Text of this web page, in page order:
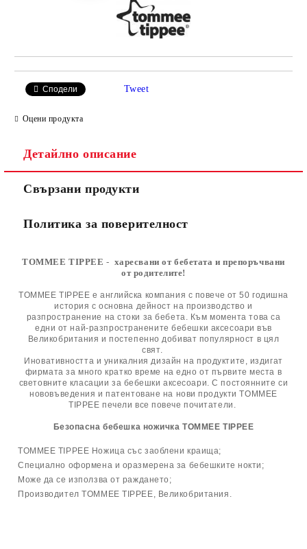
Сподели Tweet
Оцени продукта
Детайлно описание
Свързани продукти
Политика за поверителност
TOMMEE TIPPEE - харесвани от бебетата и препоръчвани
от родителите!
TOMMEE TIPPEE е английска компания с повече от 50 годишна
история с основна дейност на производство и
разпространение на стоки за бебета. Към момента това са
едни от най-разпространените бебешки аксесоари във
Великобритания и постепенно добиват популярност в цял
свят.
Иновативността и уникалния дизайн на продуктите, издигат
фирмата за много кратко време на едно от първите места в
световните класации за бебешки аксесоари. С постоянните си
нововъведения и патентоване на нови продуктиTOMMEE
TIPPEE печели все повече почитатели.
Безопасна бебешка ножичка TOMMEE TIPPEE
TOMMEE TIPPEE Ножица със заоблени краища;
Специално оформена и оразмерена за бебешките нокти;
Може да се използва от раждането;
Производител TOMMEE TIPPEE, Великобритания.